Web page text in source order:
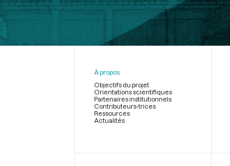
À propos
Objectifs du projet
Orientations scientifiques
Partenaires institutionnels
Contributeurs-trices
Ressources
Actualités